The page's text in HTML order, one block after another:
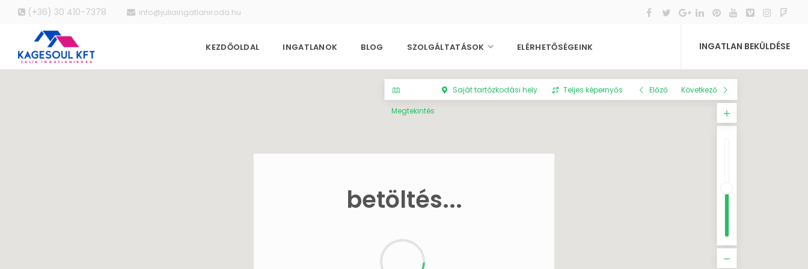
(+36) 30 410-7378 info@juliaingatlaniroda.hu
INGATLAN BEKÜLDÉSE
KEZDŐOLDAL INGATLANOK BLOG SZOLGÁLTATÁSOK ELÉRHETŐSÉGEINK
betöltés...
Megtekintés
Saját tartózkodási hely Teljes képernyős Előző Következő